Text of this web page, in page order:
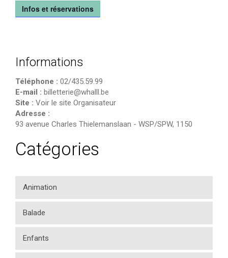
Infos et réservations
Informations
Téléphone : 02/435.59.99
E-mail : billetterie@whalll.be
Site : Voir le site Organisateur
Adresse :
93 avenue Charles Thielemanslaan - WSP/SPW, 1150
Catégories
Animation
Balade
Enfants